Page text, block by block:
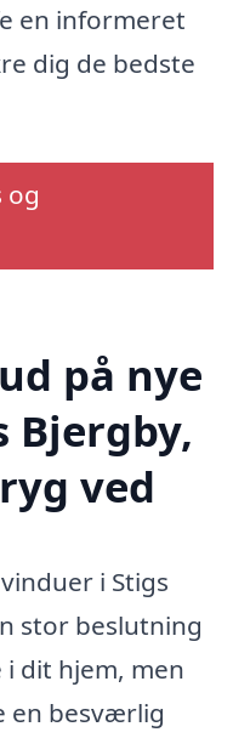
en informeret
dig de bedste
og
på nye
Bjergby,
ved
i Stigs
stor beslutning
dit hjem, men
en besværlig